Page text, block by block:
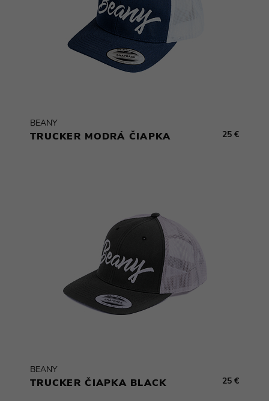
BEANY
TRUCKER MODRÁ ČIAPKA 25 €
BEANY
TRUCKER ČIAPKA BLACK 25 €